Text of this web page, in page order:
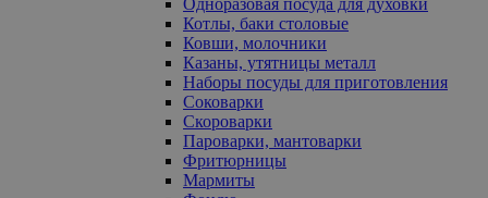
Котлы, баки столовые
Ковши, молочники
Казаны, утятницы металл
Наборы посуды для приготовления
Соковарки
Скороварки
Пароварки, мантоварки
Фритюрницы
Мармиты